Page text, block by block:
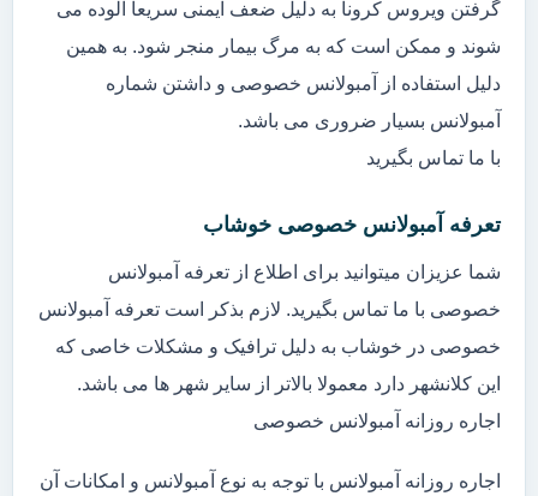
گرفتن ویروس کرونا به دلیل ضعف ایمنی سریعا آلوده می
شوند و ممکن است که به مرگ بیمار منجر شود. به همین
دلیل استفاده از آمبولانس خصوصی و داشتن شماره
آمبولانس بسیار ضروری می باشد.
با ما تماس بگیرید
تعرفه آمبولانس خصوصی خوشاب
شما عزیزان میتوانید برای اطلاع از تعرفه آمبولانس
خصوصی با ما تماس بگیرید. لازم بذکر است تعرفه آمبولانس
خصوصی در خوشاب به دلیل ترافیک و مشکلات خاصی که
این کلانشهر دارد معمولا بالاتر از سایر شهر ها می باشد.
اجاره روزانه آمبولانس خصوصی
اجاره روزانه آمبولانس با توجه به نوع آمبولانس و امکانات آن